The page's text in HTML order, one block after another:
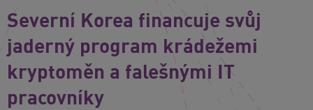
Severní Korea financuje svůj
jaderný program krádežemi
kryptoměn a falešnými IT
pracovníky